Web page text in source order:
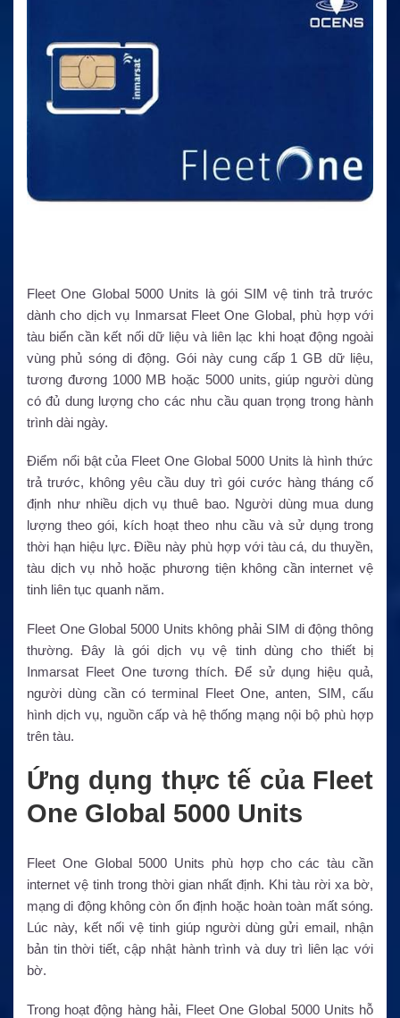
Fleet One Global 5000 Units là gói SIM vệ tinh trả trước
dành cho dịch vụ Inmarsat Fleet One Global, phù hợp với
tàu biển cần kết nối dữ liệu và liên lạc khi hoạt động ngoài
vùng phủ sóng di động. Gói này cung cấp 1 GB dữ liệu,
tương đương 1000 MB hoặc 5000 units, giúp người dùng
có đủ dung lượng cho các nhu cầu quan trọng trong hành
trình dài ngày.
Điểm nổi bật của Fleet One Global 5000 Units là hình thức
trả trước, không yêu cầu duy trì gói cước hàng tháng cố
định như nhiều dịch vụ thuê bao. Người dùng mua dung
lượng theo gói, kích hoạt theo nhu cầu và sử dụng trong
thời hạn hiệu lực. Điều này phù hợp với tàu cá, du thuyền,
tàu dịch vụ nhỏ hoặc phương tiện không cần internet vệ
tinh liên tục quanh năm.
Fleet One Global 5000 Units không phải SIM di động thông
thường. Đây là gói dịch vụ vệ tinh dùng cho thiết bị
Inmarsat Fleet One tương thích. Để sử dụng hiệu quả,
người dùng cần có terminal Fleet One, anten, SIM, cấu
hình dịch vụ, nguồn cấp và hệ thống mạng nội bộ phù hợp
trên tàu.
Ứng dụng thực tế của Fleet
One Global 5000 Units
Fleet One Global 5000 Units phù hợp cho các tàu cần
internet vệ tinh trong thời gian nhất định. Khi tàu rời xa bờ,
mạng di động không còn ổn định hoặc hoàn toàn mất sóng.
Lúc này, kết nối vệ tinh giúp người dùng gửi email, nhận
bản tin thời tiết, cập nhật hành trình và duy trì liên lạc với
bờ.
Trong hoạt động hàng hải, Fleet One Global 5000 Units hỗ